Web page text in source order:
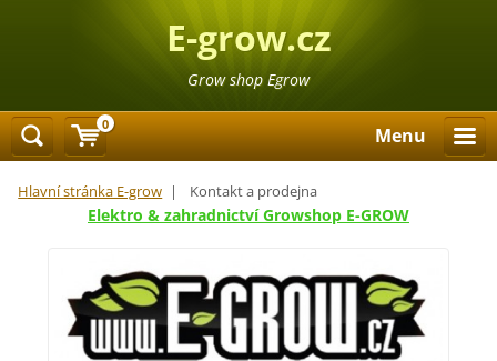
E-grow.cz
Grow shop Egrow
Menu
Hlavní stránka E-grow | Kontakt a prodejna
Elektro & zahradnictví Growshop E-GROW
0